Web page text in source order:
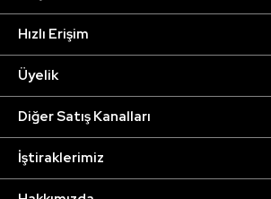
Hızlı Erişim
Üyelik
Diğer Satış Kanalları
İştiraklerimiz